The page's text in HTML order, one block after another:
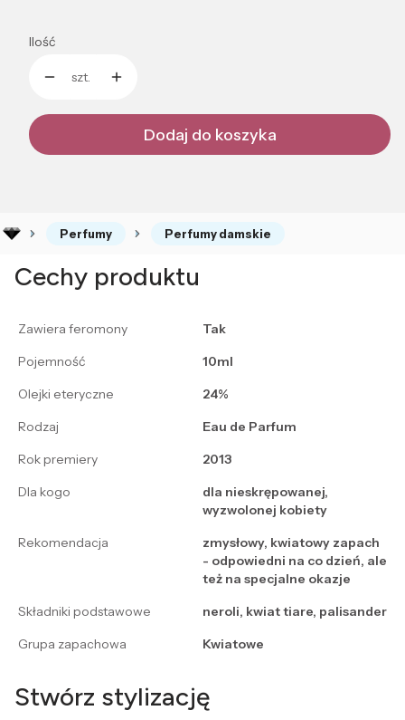
Ilość
szt.
Dodaj do koszyka
Perfumy Perfumy damskie
Cechy produktu
Zawiera feromony
Tak
Pojemność
10ml
Olejki eteryczne
24%
Rodzaj
Eau de Parfum
Rok premiery
2013
Dla kogo
dla nieskrępowanej,
wyzwolonej kobiety
Rekomendacja
zmysłowy, kwiatowy zapach
- odpowiedni na co dzień, ale
też na specjalne okazje
Składniki podstawowe
neroli, kwiat tiare, palisander
Grupa zapachowa
Kwiatowe
Stwórz stylizację